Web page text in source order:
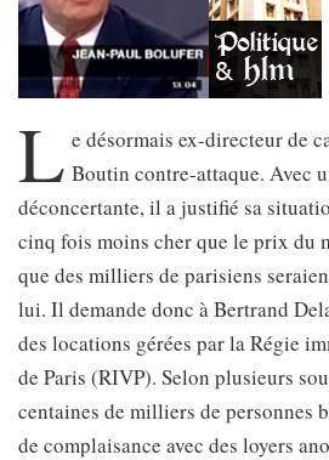
L e désormais ex-directeur de
Boutin contre-attaque. Avec
déconcertante, il a justifié sa
cinq fois moins cher que le prix du
que des milliers de parisiens
lui. Il demande donc à Bertrand
des locations gérées par la Régie
de Paris (RIVP). Selon plusieurs
centaines de milliers de personnes
de complaisance avec des loyers